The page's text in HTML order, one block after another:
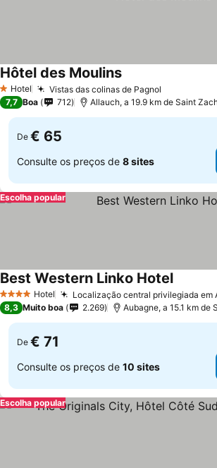
1 Estrelas
Hotel Vistas das colinas de Pagnol
Hôtel des MoulinsVer preços
7,7 Boa 712 Allauch, a 19.9 km de Saint
De € 65
Consulte os preços de 8 sites
Escolha popular
4 EstrelasHotel Localização central privilegiada em
Best Western Linko HotelVer
8,3 Muito boa 2.269 Aubagne, a 15.1 km de
De € 71
Consulte os preços de 10 sites
Escolha popular